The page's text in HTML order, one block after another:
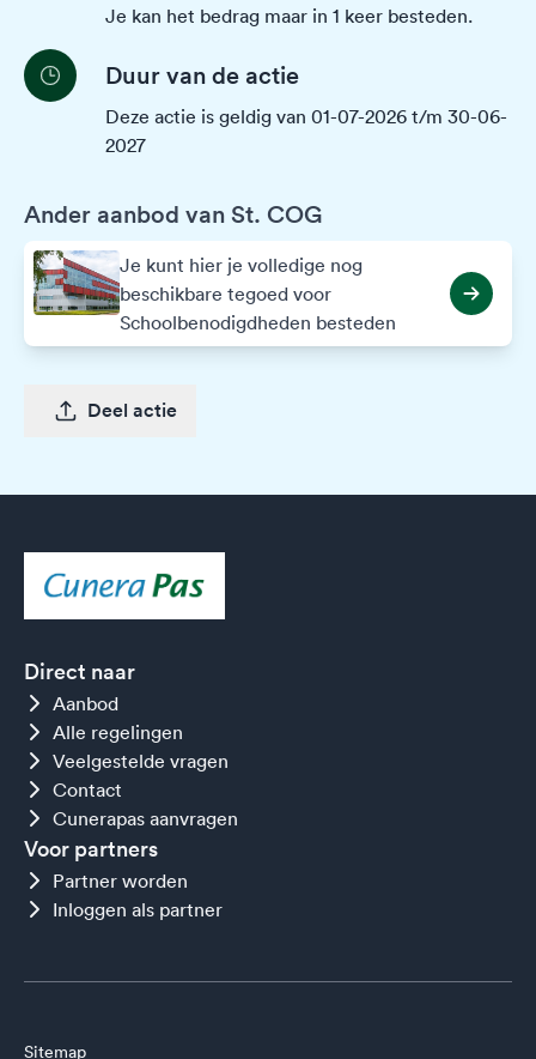
Je kan het bedrag maar in 1 keer besteden.
Duur van de actie
Deze actie is geldig van 01-07-2026 t/m 30-06-
2027
Ander aanbod van St. COG
Je kunt hier je volledige nog
beschikbare tegoed voor
Schoolbenodigdheden besteden
Deel actie
Direct naar
Aanbod
Alle regelingen
Veelgestelde vragen
Contact
Cunerapas aanvragen
Voor partners
Partner worden
Inloggen als partner
Sitemap